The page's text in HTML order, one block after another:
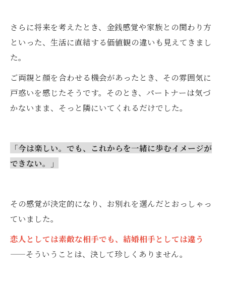
さらに将来を考えたとき、金銭感覚や家族との関わり方
といった、生活に直結する価値観の違いも見えてきまし
た。
ご両親と顔を合わせる機会があったとき、その雰囲気に
戸惑いを感じたそうです。そのとき、パートナーは気づ
かないまま、そっと隣にいてくれるだけでした。
「今は楽しい。でも、これからを一緒に歩むイメージが
できない。」
その感覚が決定的になり、お別れを選んだとおっしゃっ
ていました。
恋人としては素敵な相手でも、結婚相手としては違う
——そういうことは、決して珍しくありません。